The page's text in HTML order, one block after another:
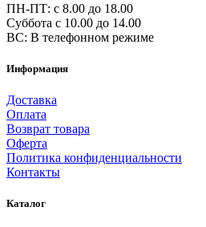
ПН-ПТ: c 8.00 до 18.00
Суббота с 10.00 до 14.00
ВС: В телефонном режиме
Информация
Доставка
Оплата
Возврат товара
Оферта
Политика конфиденциальности
Контакты
Каталог